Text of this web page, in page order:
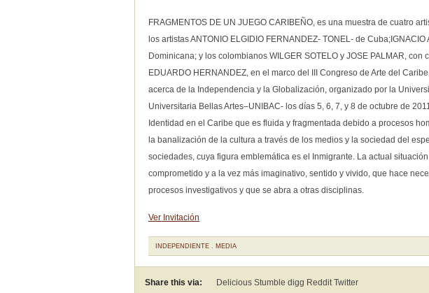
FRAGMENTOS DE UN JUEGO CARIBEÑO, es una muestra de cuatro
los artistas ANTONIO ELGIDIO FERNANDEZ- TONEL- de
Dominicana; y los colombianos WILGER SOTELO y JOSE PALMAR, con
EDUARDO HERNANDEZ, en el marco del III Congreso de Arte del
acerca de la Independencia y la Globalización, organizado por la
Universitaria Bellas Artes–UNIBAC- los días 5, 6, 7, y 8 de octubre de
Identidad en el Caribe que es fluida y fragmentada debido a procesos
la banalización de la cultura a través de los medios y la sociedad del
sociedades, cuya figura emblemática es el Inmigrante. La actual
comprometido y a la vez más imaginativo, sentido y vivido, que hace
procesos investigativos y que se abra a otras disciplinas.
Ver Invitación
INDEPENDIENTE . MEDIA
Share this via: Delicious Stumble digg RedditTwitter